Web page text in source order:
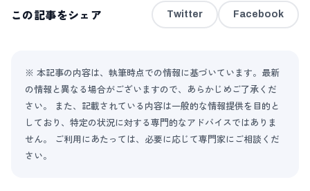
この記事をシェア Twitter Facebook
※ 本記事の内容は、執筆時点での情報に基づいています。最新
の情報と異なる場合がございますので、あらかじめご了承くだ
さい。 また、記載されている内容は一般的な情報提供を目的と
しており、特定の状況に対する専門的なアドバイスではありま
せん。 ご利用にあたっては、必要に応じて専門家にご相談くだ
さい。